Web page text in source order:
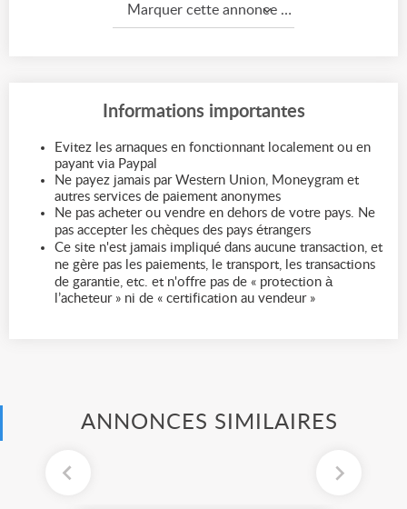
Marquer cette annonce comme...
Informations importantes
Evitez les arnaques en fonctionnant localement ou en
payant via Paypal
Ne payez jamais par Western Union, Moneygram et
autres services de paiement anonymes
Ne pas acheter ou vendre en dehors de votre pays. Ne
pas accepter les chèques des pays étrangers
Ce site n'est jamais impliqué dans aucune transaction, et
ne gère pas les paiements, le transport, les transactions
de garantie, etc. et n'offre pas de « protection à
l’acheteur » ni de « certification au vendeur »
ANNONCES SIMILAIRES